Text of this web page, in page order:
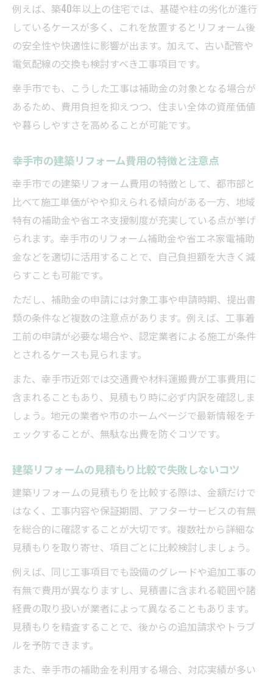
建築リフォームで快適性を高める優先工事
項目
将来を見据えた建築リフォームの賢い選択
肢
予算を抑えつつ性能向上する建築リフォー
ム術
建築リフォームで生活動線を改善するポイ
限られた予算で建築リフォームに安心感を
プラス
補助金制度を賢く使うリフォーム計画術
建築リフォームと補助金制度の賢い組み合
わせ方
工事内容別に活用できる補助金の選び方と
注意点
申請時に気を付けたい建築リフォームのポ
イント
補助金利用で建築リフォーム費用を抑える
コツ
建築リフォームと補助金手続きの流れを解
説
現実的な建築リフォームの進め方と費用比較
建築リフォームの現実的な費用配分の考え
較
建築リフォームで優先すべき性能向上ポイ
術
見積もり内容で建築リフォームの判断基準
を持つ
例えば、築40年以上の住宅では、基礎や柱の劣化が進行
しているケースが多く、これを放置するとリフォーム後
の安全性や快適性に影響が出ます。加えて、古い配管や
電気配線の交換も検討すべき工事項目です。
幸手市でも、こうした工事は補助金の対象となる場合が
あるため、費用負担を抑えつつ、住まい全体の資産価値
や暮らしやすさを高めることが可能です。
幸手市の建築リフォーム費用の特徴と注意点
幸手市での建築リフォーム費用の特徴として、都市部と
比べて施工単価がやや抑えられる傾向がある一方、地域
特有の補助金や省エネ支援制度が充実している点が挙げ
られます。幸手市のリフォーム補助金や省エネ家電補助
金などを適切に活用することで、自己負担額を大きく減
らすことも可能です。
ただし、補助金の申請には対象工事や申請時期、提出書
類の条件など複数の注意点があります。例えば、工事着
工前の申請が必要な場合や、認定業者による施工が条件
とされるケースも見られます。
また、幸手市近郊では交通費や材料運搬費が工事費用に
含まれることもあり、見積もり時に必ず内訳を確認しま
しょう。地元の業者や市のホームページで最新情報をチ
ェックすることが、無駄な出費を防ぐコツです。
建築リフォームの見積もり比較で失敗しないコツ
建築リフォームの見積もりを比較する際は、金額だけで
はなく、工事内容や保証期間、アフターサービスの有無
を総合的に確認することが大切です。複数社から詳細な
見積もりを取り寄せ、項目ごとに比較検討しましょう。
例えば、同じ工事項目でも設備のグレードや追加工事の
有無で費用が異なりますし、見積書に含まれる範囲や諸
経費の取り扱いが業者によって異なることもあります。
見積もりを精査することで、後からの追加請求やトラブ
ルを予防できます。
また、幸手市の補助金を利用する場合、対応実績が多い